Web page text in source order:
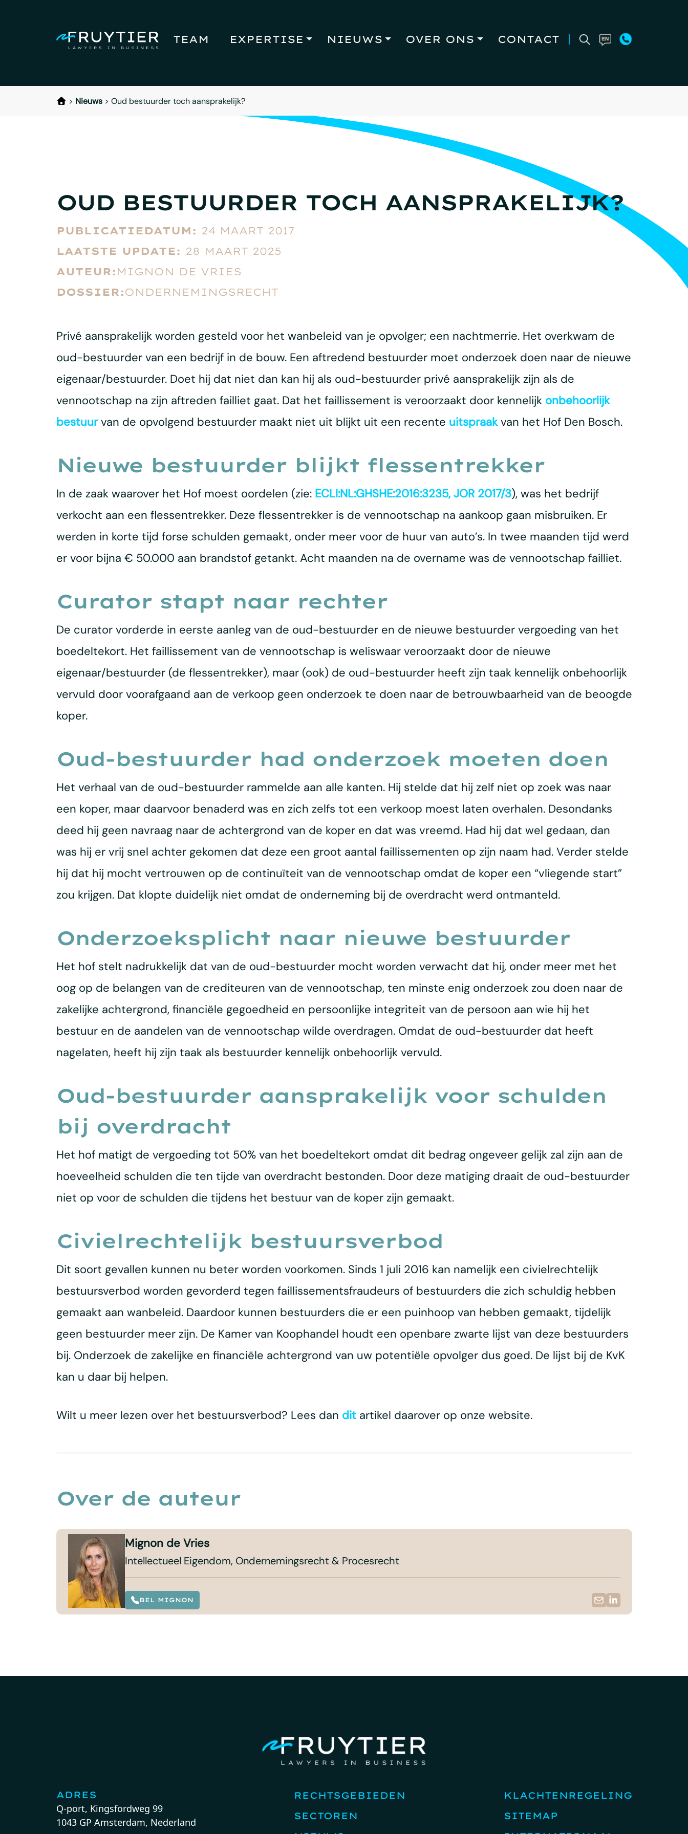
TEAM EXPERTISE NIEUWS OVER ONS CONTACT
> Nieuws> Oud bestuurder toch aansprakelijk?
OUD BESTUURDER TOCH AANSPRAKELIJK?
PUBLICATIEDATUM: 24 MAART 2017
LAATSTE UPDATE: 28 MAART 2025
AUTEUR: MIGNON DE VRIES
DOSSIER:ONDERNEMINGSRECHT
Privé aansprakelijk worden gesteld voor het wanbeleid van je opvolger; een nachtmerrie. Het overkwam de
oud-bestuurder van een bedrijf in de bouw. Een aftredend bestuurder moet onderzoek doen naar de nieuwe
eigenaar/bestuurder. Doet hij dat niet dan kan hij als oud-bestuurder privé aansprakelijk zijn als de
vennootschap na zijn aftreden failliet gaat. Dat het faillissement is veroorzaakt door kennelijkonbehoorlijk
bestuurvan de opvolgend bestuurder maakt niet uit blijkt uit een recente uitspraakvan het Hof Den Bosch.
Nieuwe bestuurder blijkt flessentrekker
In de zaak waarover het Hof moest oordelen (zie: ECLI:NL:GHSHE:2016:3235, JOR 2017/3), was het bedrijf
verkocht aan een flessentrekker. Deze flessentrekker is de vennootschap na aankoop gaan misbruiken. Er
werden in korte tijd forse schulden gemaakt, onder meer voor de huur van auto’s. In twee maanden tijd werd
er voor bijna € 50.000 aan brandstof getankt. Acht maanden na de overname was de vennootschap failliet.
Curator stapt naar rechter
De curator vorderde in eerste aanleg van de oud-bestuurder en de nieuwe bestuurder vergoeding van het
boedeltekort. Het faillissement van de vennootschap is weliswaar veroorzaakt door de nieuwe
eigenaar/bestuurder (de flessentrekker), maar (ook) de oud-bestuurder heeft zijn taak kennelijk onbehoorlijk
vervuld door voorafgaand aan de verkoop geen onderzoek te doen naar de betrouwbaarheid van de beoogde
koper.
Oud-bestuurder had onderzoek moeten doen
Het verhaal van de oud-bestuurder rammelde aan alle kanten. Hij stelde dat hij zelf niet op zoek was naar
een koper, maar daarvoor benaderd was en zich zelfs tot een verkoop moest laten overhalen. Desondanks
deed hij geen navraag naar de achtergrond van de koper en dat was vreemd. Had hij dat wel gedaan, dan
was hij er vrij snel achter gekomen dat deze een groot aantal faillissementen op zijn naam had. Verder stelde
hij dat hij mocht vertrouwen op de continuïteit van de vennootschap omdat de koper een “vliegende start”
zou krijgen. Dat klopte duidelijk niet omdat de onderneming bij de overdracht werd ontmanteld.
Onderzoeksplicht naar nieuwe bestuurder
Het hof stelt nadrukkelijk dat van de oud-bestuurder mocht worden verwacht dat hij, onder meer met het
oog op de belangen van de crediteuren van de vennootschap, ten minste enig onderzoek zou doen naar de
zakelijke achtergrond, financiële gegoedheid en persoonlijke integriteit van de persoon aan wie hij het
bestuur en de aandelen van de vennootschap wilde overdragen. Omdat de oud-bestuurder dat heeft
nagelaten, heeft hij zijn taak als bestuurder kennelijk onbehoorlijk vervuld.
Oud-bestuurder aansprakelijk voor schulden
bij overdracht
Het hof matigt de vergoeding tot 50% van het boedeltekort omdat dit bedrag ongeveer gelijk zal zijn aan de
hoeveelheid schulden die ten tijde van overdracht bestonden. Door deze matiging draait de oud-bestuurder
niet op voor de schulden die tijdens het bestuur van de koper zijn gemaakt.
Civielrechtelijk bestuursverbod
Dit soort gevallen kunnen nu beter worden voorkomen. Sinds 1 juli 2016 kan namelijk een civielrechtelijk
bestuursverbod worden gevorderd tegen faillissementsfraudeurs of bestuurders die zich schuldig hebben
gemaakt aan wanbeleid. Daardoor kunnen bestuurders die er een puinhoop van hebben gemaakt, tijdelijk
geen bestuurder meer zijn. De Kamer van Koophandel houdt een openbare zwarte lijst van deze bestuurders
bij. Onderzoek de zakelijke en financiële achtergrond van uw potentiële opvolger dus goed. De lijst bij de KvK
kan u daar bij helpen.
Wilt u meer lezen over het bestuursverbod? Lees dan ditartikel daarover op onze website.
Over de auteur
Mignon de Vries
Intellectueel Eigendom, Ondernemingsrecht & Procesrecht
BEL MIGNON
ADRES
Q-port, Kingsfordweg 99
1043 GP Amsterdam, Nederland
RECHTSGEBIEDEN
SECTOREN
KLACHTENREGELING
SITEMAP